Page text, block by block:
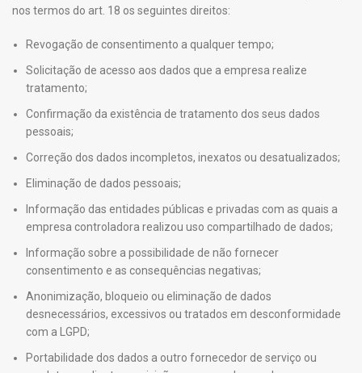
nos termos do art. 18 os seguintes direitos:
Revogação de consentimento a qualquer tempo;
Solicitação de acesso aos dados que a empresa realize
tratamento;
Confirmação da existência de tratamento dos seus dados
pessoais;
Correção dos dados incompletos, inexatos ou desatualizados;
Eliminação de dados pessoais;
Informação das entidades públicas e privadas com as quais a
empresa controladora realizou uso compartilhado de dados;
Informação sobre a possibilidade de não fornecer
consentimento e as consequências negativas;
Anonimização, bloqueio ou eliminação de dados
desnecessários, excessivos ou tratados em desconformidade
com a LGPD;
Portabilidade dos dados a outro fornecedor de serviço ou